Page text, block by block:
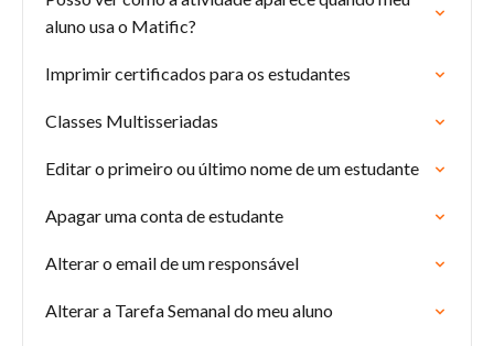
aluno usa o Matific?
Imprimir certificados para os estudantes
Classes Multisseriadas
Editar o primeiro ou último nome de um estudante
Apagar uma conta de estudante
Alterar o email de um responsável
Alterar a Tarefa Semanal do meu aluno